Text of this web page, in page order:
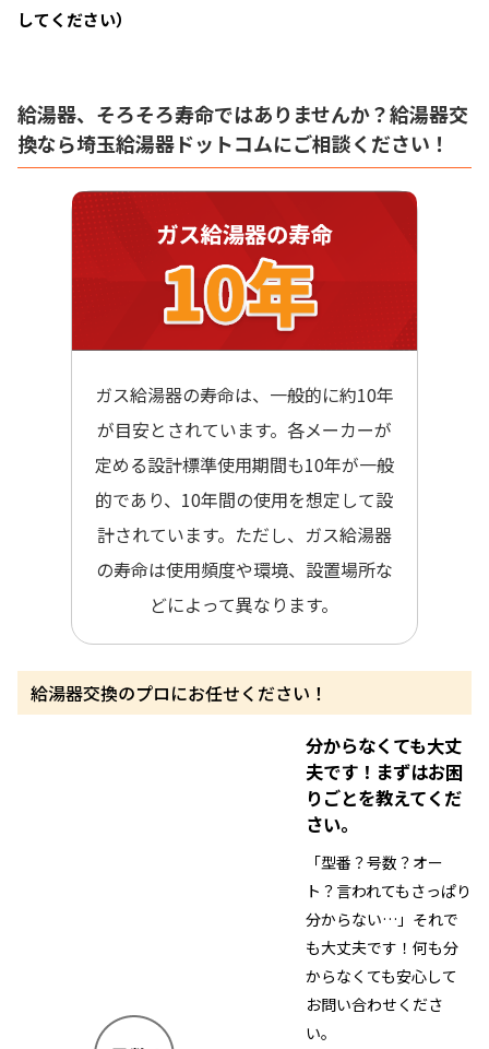
してください）
給湯器、そろそろ寿命ではありませんか？給湯器交
換なら埼玉給湯器ドットコムにご相談ください！
ガス給湯器の寿命は、一般的に約10年
が目安とされています。各メーカーが
定める設計標準使用期間も10年が一般
的であり、10年間の使用を想定して設
計されています。ただし、ガス給湯器
の寿命は使用頻度や環境、設置場所な
どによって異なります。
給湯器交換のプロにお任せください！
分からなくても大丈
夫です！ まずはお困
りごとを教えてくだ
さい。
「型番？号数？オー
ト？言われてもさっぱり
分からない…」それで
も大丈夫です！何も分
からなくても安心して
お問い合わせくださ
い。